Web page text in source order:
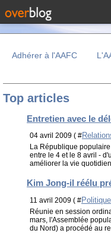
Adhérer à l'AAFC
Top articles
Entretien avec le
04 avril 2009 ( #
La République
entre le 4 et le 8 avril -
améliorer la vie
Kim Jong-il réélu
11 avril 2009 ( #
Réunie en session
mars, l'Assemblée
du Nord) a procédé au